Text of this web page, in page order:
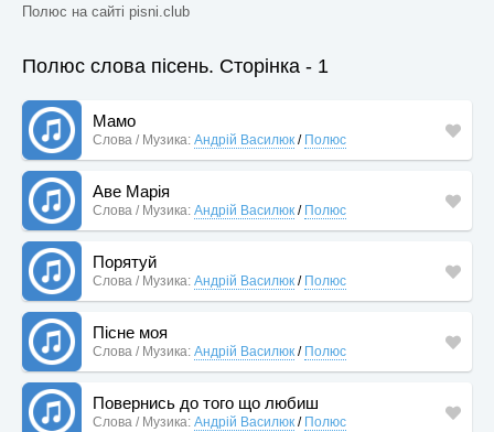
Полюс на сайті pisni.club
Полюс слова пісень. Сторінка - 1
Мамо
Слова / Музика: Андрій Василюк / Полюс
Аве Марія
Слова / Музика: Андрій Василюк / Полюс
Порятуй
Слова / Музика: Андрій Василюк / Полюс
Пісне моя
Слова / Музика: Андрій Василюк / Полюс
Повернись до того що любиш
Слова / Музика: Андрій Василюк / Полюс